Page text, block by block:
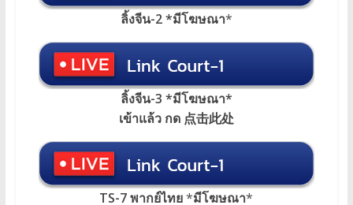
ลิ้งจีน-2 *มีโฆษณา*
ลิ้งจีน-3 *มีโฆษณา*
เข้าแล้ว กด 点击此处
TS-7 พากย์ไทย*มีโฆษณา*